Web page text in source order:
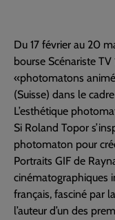
Du 17 février au 20
bourse Scénariste
«photomatons
(Suisse) dans le
L’esthétique
Si Roland Topor
photomaton pour
Portraits GIF de
cinématographiques
français, fasciné par
l’auteur d’un des